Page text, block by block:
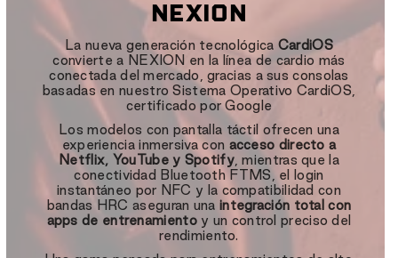
NEXION
La nueva generación tecnológica CardiOS
convierte a NEXION en la línea de cardio más
conectada del mercado, gracias a sus consolas
basadas en nuestro Sistema Operativo CardiOS,
certificado por Google
Los modelos con pantalla táctil ofrecen una
experiencia inmersiva con acceso directo a
Netflix, YouTube y Spotify, mientras que la
conectividad Bluetooth FTMS, el login
instantáneo por NFC y la compatibilidad con
bandas HRC aseguran una integración total con
apps de entrenamientoy un control preciso del
rendimiento.